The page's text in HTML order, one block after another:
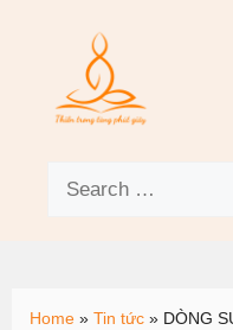
Home » Tin tức » DÒNG